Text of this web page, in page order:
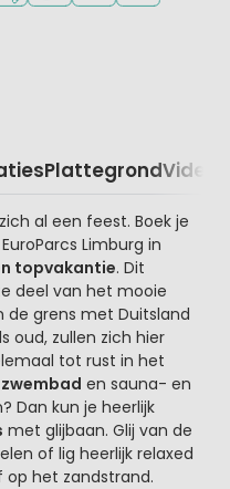
PlattegrondVideo
al een feest. Boek je
Limburg in
topvakantie. Dit
deel van het mooie
de grens met Duitsland
oud, zullen zich hier
tot rust in het
zwembad en sauna- en
Dan kun je heerlijk
met glijbaan. Glij van de
of lig heerlijk relaxed
op het zandstrand.